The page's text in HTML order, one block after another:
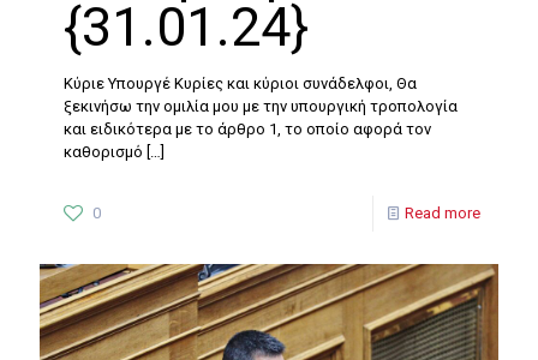
{31.01.24}
Κύριε Υπουργέ Κυρίες και κύριοι συνάδελφοι, Θα
ξεκινήσω την ομιλία μου με την υπουργική τροπολογία
και ειδικότερα με το άρθρο 1, το οποίο αφορά τον
καθορισμό […]
0 Read more